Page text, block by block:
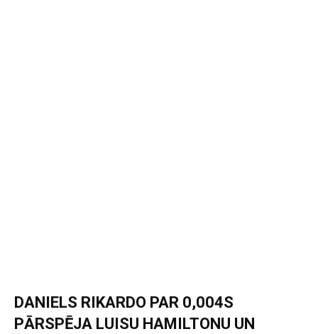
DANIELS RIKARDO PAR 0,004S
PĀRSPĒJA LUISU HAMILTONU UN